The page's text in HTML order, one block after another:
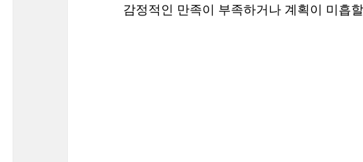
감정적인 만족이 부족하거나 계획이 미흡